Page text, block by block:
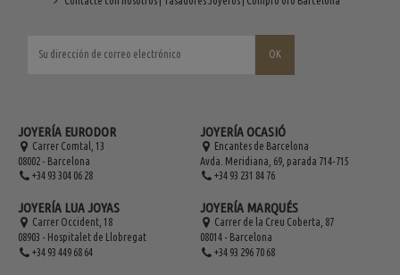
JOYERÍA EURODOR
Carrer Comtal, 13
08002 - Barcelona
+34 93 304 06 28
JOYERÍA LUA JOYAS
Carrer Occident, 18
08903 - Hospitalet de Llobregat
+34 93 449 68 64
JOYERÍA OCASIÓ
Encantes de Barcelona
Avda. Meridiana, 69, parada 714-715
+34 93 231 84 76
JOYERÍA MARQUÉS
Carrer de la Creu Coberta, 87
08014 - Barcelona
+34 93 296 70 68